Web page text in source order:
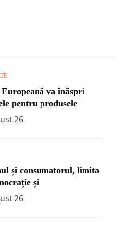
va înăspri
pentru produsele
26
și consumatorul, limita
și
26